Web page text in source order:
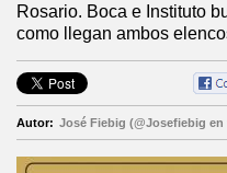
Rosario. Boca e Instituto
como llegan ambos
Autor: José Fiebig (@Josefiebig